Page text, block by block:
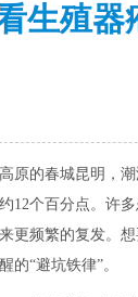
生殖器
原的春城昆明，
12个百分点。许
更频繁的复发。
的“避坑铁律”。